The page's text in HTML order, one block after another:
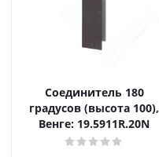
Соединитель 180
градусов (высота 100),
Венге: 19.5911R.20N